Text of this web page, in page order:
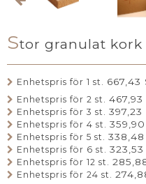
Stor granulat kork
Enhetspris för 1 st. 667,43
Enhetspris för 2 st. 467,93
Enhetspris för 3 st. 397,23
Enhetspris för 4 st.
Enhetspris för 5 st. 338,48
Enhetspris för 6 st.
Enhetspris för 12 st.
Enhetspris för 24 st.